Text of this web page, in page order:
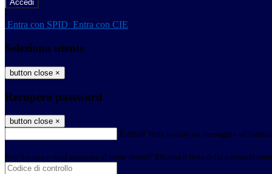
-
Entra con SPID Entra con CIE
Seleziona utente
button close ×
Recupero password
button close ×
E-mail Verrà inviato un messaggio
Non hai una e-mail associata al nome utente? Effettua il reset della password